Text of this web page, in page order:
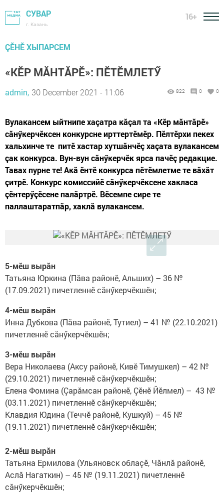
СУВАР
г. Казань
16+
ÇӖНӖ ХЫПАРСЕМ
«КӖР МĂНТĂРӖ»: ПӖТӖМЛЕТӲ
admin, 30 December 2021 - 11:06 822 0 0
Вулакансем ыйтнипе хаçатра кăçал та «Кӗр мăнтăрӗ»
сăнӳкерчӗксен конкурсне ирттертӗмӗр. Пӗлтӗрхи пекех
хальхинче те питӗ хастар хутшăнчӗç хаçата вулакансем
çак конкурса. Вун-вун сăнӳкерчӗк ярса пачӗç редакцие.
Тавах пурне те! Акă ӗнтӗ конкурса пӗтӗмлетме те вăхăт
çитрӗ. Конкурс комиссийӗ сăнӳкерчӗксене хакласа
çӗнтерӳçӗсене палăртрӗ. Вӗсемпе сире те
паллаштаратпăр, хаклă вулакансем.
5-мӗш вырăн
Татьяна Юркина (Пăва районӗ, Альших) – 36 №
(17.09.2021) пичетленнӗ сăнӳкерчӗкшӗн;
4-мӗш вырăн
Инна Дубкова (Пăва районӗ, Тутиел) – 41 № (22.10.2021)
пичетленнӗ сăнӳкерчӗкшӗн;
3-мӗш вырăн
Вера Николаева (Аксу районӗ, Кивӗ Тимушкел) – 42 №
(29.10.2021) пичетленнӗ сăнӳкерчӗкшӗн;
Елена Фомина (Çарăмсан районӗ, Çӗнӗ Йӗлмел) – 43 №
(03.11.2021) пичетленнӗ сăнӳкерчӗкшӗн;
Клавдия Юдина (Теччӗ районӗ, Кушкуй) – 45 №
(19.11.2021) пичетленнӗ сăнӳкерчӗкшӗн;
2-мӗш вырăн
Татьяна Ермилова (Ульяновск облаçӗ, Чăнлă районӗ,
Аслă Нагаткин) – 45 № (19.11.2021) пичетленнӗ
сăнӳкерчӗкшӗн;